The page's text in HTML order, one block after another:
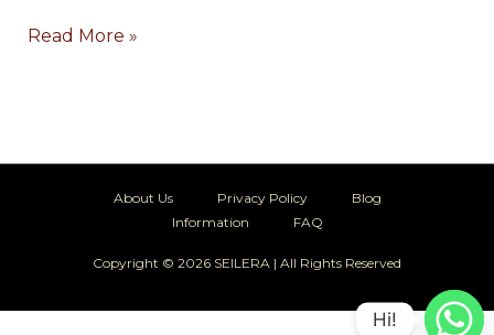
Read More »
About Us Privacy Policy
Blog
Information
FAQ
Copyright © 2026 SEILERA | All Rights Reserved
Hi!